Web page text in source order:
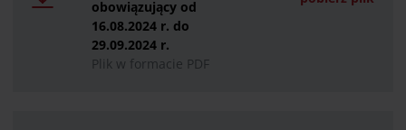
obowiązujący od
16.08.2024 r. do
29.09.2024 r.
Plik w formacie PDF